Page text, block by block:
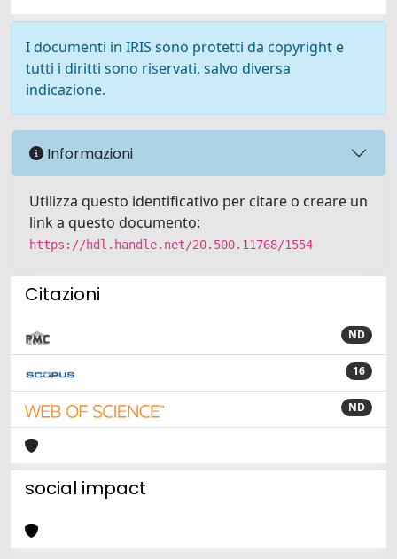
I documenti in IRIS sono protetti da copyright e
tutti i diritti sono riservati, salvo diversa
indicazione.
Informazioni
Utilizza questo identificativo per citare o creare un
link a questo documento:
https://hdl.handle.net/20.500.11768/1554
Citazioni
ND
16
ND
social impact